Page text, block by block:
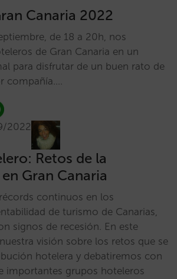
Canaria 2022
de 18 a 20h, nos
de Gran Canaria en un
para disfrutar de un buen rato de
compañía.…
2022
Retos de la
Gran Canaria
continuos en los
de turismo de Canarias,
signos de recesión. En este
visión sobre los retos que se
hotelera y debatiremos con
importantes grupos hoteleros